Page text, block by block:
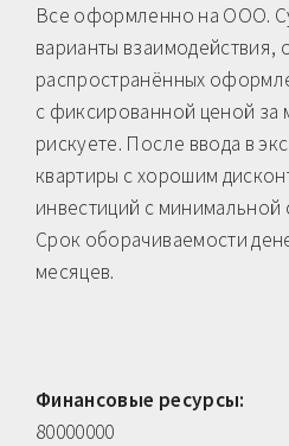
Все оформленно на ООО.
варианты взаимодействия,
распространённых
с фиксированной ценой за
рискуете. После ввода в
квартиры с хорошим
инвестиций с минимальной
Срок оборачиваемости
месяцев.
Финансовые ресурсы:
80000000